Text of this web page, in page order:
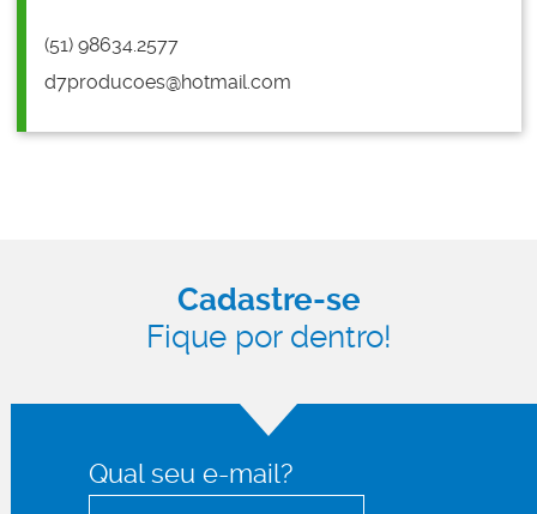
(51) 98634.2577
d7producoes@hotmail.com
Cadastre-se
Fique por dentro!
Qual seu e-mail?